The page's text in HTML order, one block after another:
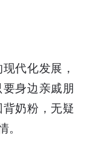
代化发展，
身边亲戚朋
奶粉，无疑
。